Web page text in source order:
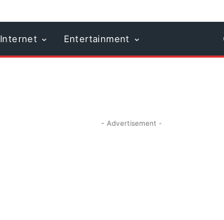
Internet Entertainment
- Advertisement -